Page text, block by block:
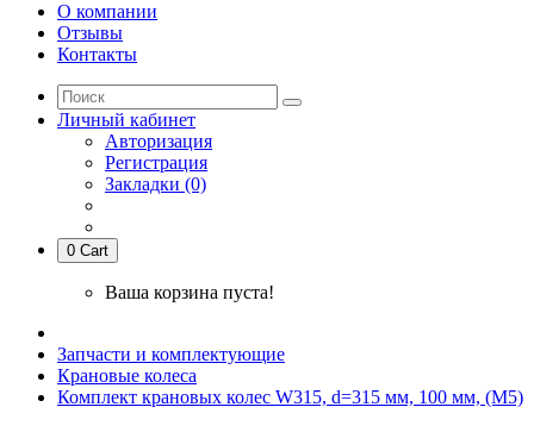
О компании
Отзывы
Контакты
Личный кабинет
Авторизация
Регистрация
Закладки (0)
0 Cart
Ваша корзина пуста!
Запчасти и комплектующие
Крановые колеса
Комплект крановых колес W315, d=315 мм, 100 мм, (М5)